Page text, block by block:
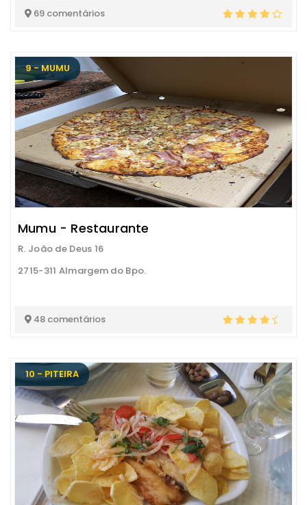
69 comentários
9 - MUMU
Mumu - Restaurante
R. João de Deus 16
2715-311 Almargem do Bpo.
48 comentários
10 - PITEIRA